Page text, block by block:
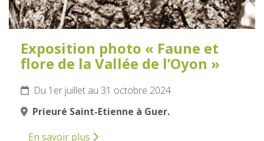
Exposition photo « Faune et
flore de la Vallée de l’Oyon »
Du 1er juillet au 31 octobre 2024
Prieuré Saint-Etienne à Guer.
En savoir plus